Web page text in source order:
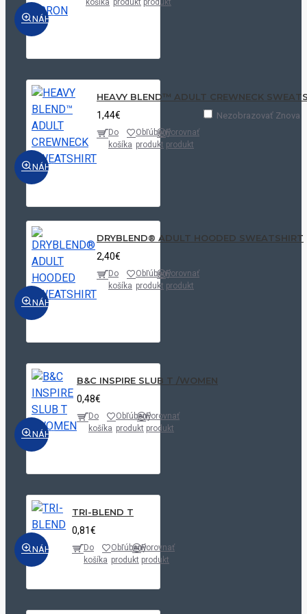
Nezobrazovať Znova
NÁHĽAD
košíka produkt produkt
NÁHĽAD
HEAVY BLEND™ ADULT CREWNECK
1,44€
Do
košíka
Obľúbený
produkt
Porovnať
produkt
NÁHĽAD
DRYBLEND® ADULT HOODED SWEATSHIRT
2,40€
Do
košíka
Obľúbený
produkt
Porovnať
produkt
NÁHĽAD
B&C INSPIRE SLUB T /WOMEN
0,48€
Do
košíka
Obľúbený
produkt
Porovnať
produkt
NÁHĽAD
TRI-BLEND T
0,81€
Do
košíka
Obľúbený
produkt
Porovnať
produkt